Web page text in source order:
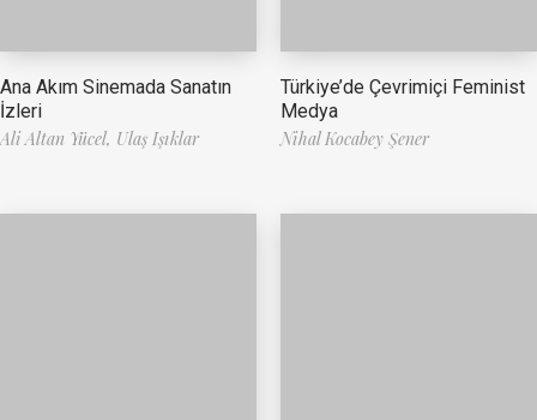
Ana Akım Sinemada Sanatın
İzleri
Ali Altan Yücel, Ulaş Işıklar
Türkiye’de Çevrimiçi Feminist
Medya
Nihal Kocabey Şener